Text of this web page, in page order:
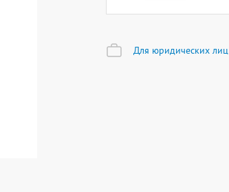
Для юридических лиц